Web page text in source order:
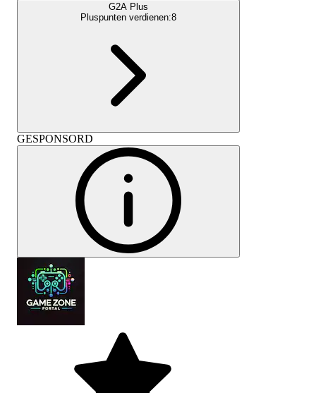
G2A Plus
Pluspunten verdienen:8
GESPONSORD